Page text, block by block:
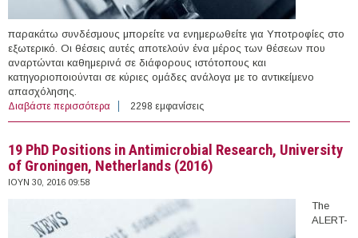
παρακάτω συνδέσμους μπορείτε να ενημερωθείτε για Υποτροφίες στο
εξωτερικό. Οι θέσεις αυτές αποτελούν ένα μέρος των θέσεων που
αναρτώνται καθημερινά σε διάφορους ιστότοπους και
κατηγοριοποιούνται σε κύριες ομάδες ανάλογα με το αντικείμενο
απασχόλησης.
Διαβάστε περισσότερα για 61 Υποτροφίες στο εξωτερικό (30/06/2016)
2298 εμφανίσεις
19 PhD Positions in Antimicrobial Research, University
of Groningen, Netherlands (2016)
ΙΟΥΝ 30, 2016 09:58
The
ALERT-